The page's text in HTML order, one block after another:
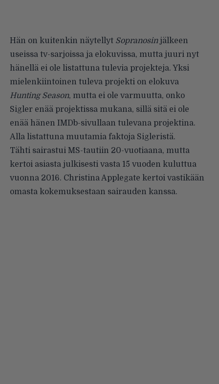
Hän on kuitenkin näytellyt Sopranosinjälkeen
useissa tv-sarjoissa ja elokuvissa, mutta juuri nyt
hänellä ei ole listattuna tulevia projekteja. Yksi
mielenkiintoinen tuleva projekti on elokuva
Hunting Season, mutta ei ole varmuutta, onko
Sigler enää projektissa mukana, sillä sitä ei ole
enää hänen IMDb-sivullaan tulevana projektina.
Alla listattuna muutamia faktoja Sigleristä.
Tähti sairastui MS-tautiin 20-vuotiaana, mutta
kertoi asiasta julkisesti vasta 15 vuoden kuluttua
vuonna 2016. Christina Applegate kertoi vastikään
omasta kokemuksestaan sairauden kanssa.